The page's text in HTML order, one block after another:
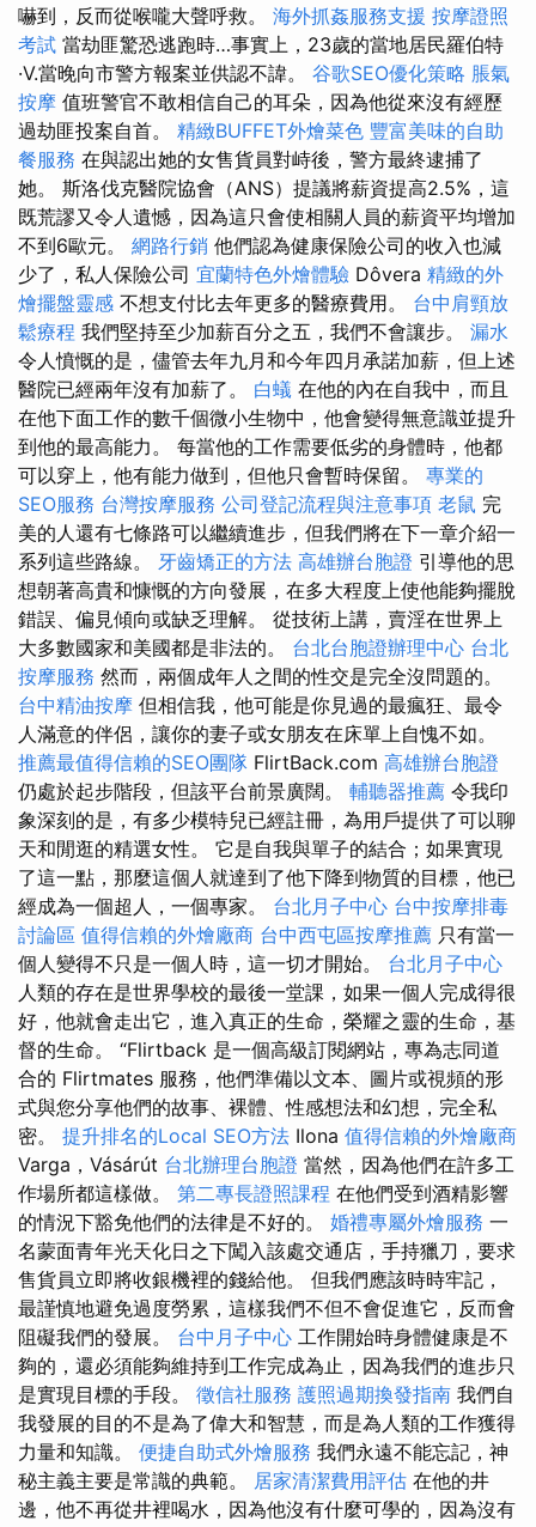
嚇到，反而從喉嚨大聲呼救。 海外抓姦服務支援 按摩證照
考試 當劫匪驚恐逃跑時…事實上，23歲的當地居民羅伯特
·V.當晚向市警方報案並供認不諱。 谷歌SEO優化策略 脹氣
按摩 值班警官不敢相信自己的耳朵，因為他從來沒有經歷
過劫匪投案自首。 精緻BUFFET外燴菜色 豐富美味的自助
餐服務 在與認出她的女售貨員對峙後，警方最終逮捕了
她。 斯洛伐克醫院協會（ANS）提議將薪資提高2.5%，這
既荒謬又令人遺憾，因為這只會使相關人員的薪資平均增加
不到6歐元。 網路行銷 他們認為健康保險公司的收入也減
少了，私人保險公司 宜蘭特色外燴體驗 Dôvera 精緻的外
燴擺盤靈感 不想支付比去年更多的醫療費用。 台中肩頸放
鬆療程 我們堅持至少加薪百分之五，我們不會讓步。 漏水
令人憤慨的是，儘管去年九月和今年四月承諾加薪，但上述
醫院已經兩年沒有加薪了。 白蟻 在他的內在自我中，而且
在他下面工作的數千個微小生物中，他會變得無意識並提升
到他的最高能力。 每當他的工作需要低劣的身體時，他都
可以穿上，他有能力做到，但他只會暫時保留。 專業的
SEO服務 台灣按摩服務 公司登記流程與注意事項 老鼠 完
美的人還有七條路可以繼續進步，但我們將在下一章介紹一
系列這些路線。 牙齒矯正的方法 高雄辦台胞證 引導他的思
想朝著高貴和慷慨的方向發展，在多大程度上使他能夠擺脫
錯誤、偏見傾向或缺乏理解。 從技術上講，賣淫在世界上
大多數國家和美國都是非法的。 台北台胞證辦理中心 台北
按摩服務 然而，兩個成年人之間的性交是完全沒問題的。
台中精油按摩 但相信我，他可能是你見過的最瘋狂、最令
人滿意的伴侶，讓你的妻子或女朋友在床單上自愧不如。
推薦最值得信賴的SEO團隊 FlirtBack.com 高雄辦台胞證
仍處於起步階段，但該平台前景廣闊。 輔聽器推薦 令我印
象深刻的是，有多少模特兒已經註冊，為用戶提供了可以聊
天和閒逛的精選女性。 它是自我與單子的結合；如果實現
了這一點，那麼這個人就達到了他下降到物質的目標，他已
經成為一個超人，一個專家。 台北月子中心 台中按摩排毒
討論區 值得信賴的外燴廠商 台中西屯區按摩推薦 只有當一
個人變得不只是一個人時，這一切才開始。 台北月子中心
人類的存在是世界學校的最後一堂課，如果一個人完成得很
好，他就會走出它，進入真正的生命，榮耀之靈的生命，基
督的生命。 “Flirtback 是一個高級訂閱網站，專為志同道
合的 Flirtmates 服務，他們準備以文本、圖片或視頻的形
式與您分享他們的故事、裸體、性感想法和幻想，完全私
密。 提升排名的Local SEO方法 Ilona 值得信賴的外燴廠商
Varga，Vásárút 台北辦理台胞證 當然，因為他們在許多工
作場所都這樣做。 第二專長證照課程 在他們受到酒精影響
的情況下豁免他們的法律是不好的。 婚禮專屬外燴服務 一
名蒙面青年光天化日之下闖入該處交通店，手持獵刀，要求
售貨員立即將收銀機裡的錢給他。 但我們應該時時牢記，
最謹慎地避免過度勞累，這樣我們不但不會促進它，反而會
阻礙我們的發展。 台中月子中心 工作開始時身體健康是不
夠的，還必須能夠維持到工作完成為止，因為我們的進步只
是實現目標的手段。 徵信社服務 護照過期換發指南 我們自
我發展的目的不是為了偉大和智慧，而是為人類的工作獲得
力量和知識。 便捷自助式外燴服務 我們永遠不能忘記，神
秘主義主要是常識的典範。 居家清潔費用評估 在他的井
邊，他不再從井裡喝水，因為他沒有什麼可學的，因為沒有